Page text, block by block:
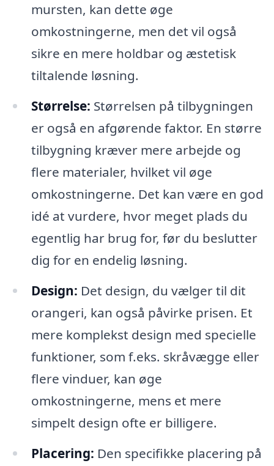
mursten, kan dette øge
omkostningerne, men det vil også
sikre en mere holdbar og æstetisk
tiltalende løsning.
Størrelse: Størrelsen på tilbygningen
er også en afgørende faktor. En større
tilbygning kræver mere arbejde og
flere materialer, hvilket vil øge
omkostningerne. Det kan være en god
idé at vurdere, hvor meget plads du
egentlig har brug for, før du beslutter
dig for en endelig løsning.
Design: Det design, du vælger til dit
orangeri, kan også påvirke prisen. Et
mere komplekst design med specielle
funktioner, som f.eks. skråvægge eller
flere vinduer, kan øge
omkostningerne, mens et mere
simpelt design ofte er billigere.
Placering: Den specifikke placering på